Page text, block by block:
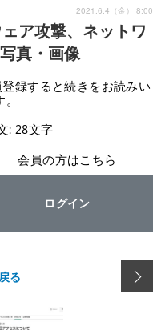
ア攻撃、ネットワ
真・画像
2021.6.4（金） 8:00
録すると続きをお読みい
: 28文字
会員の方はこちら
ログイン
る